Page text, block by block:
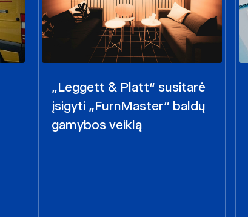
„Leggett & Platt“ susitarė
įsigyti „FurnMaster“ baldų
gamybos veiklą